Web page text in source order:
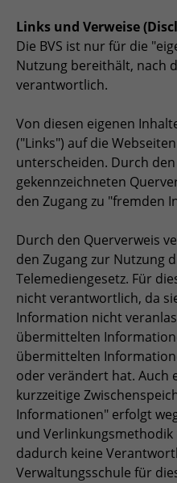
Links und Verweise
Die BVS ist nur für die
Nutzung bereithält, nach
verantwortlich.
Von diesen eigenen
("Links") auf die
unterscheiden. Durch
gekennzeichneten
den Zugang zu "fremden
Durch den Querverweis
den Zugang zur Nutzung
Telemediengesetz. Für
nicht verantwortlich, da
Information nicht
übermittelten
übermittelten
oder verändert hat. Auch
kurzzeitige
Informationen" erfolgt
und Verlinkungsmethodik
dadurch keine
Verwaltungsschule für